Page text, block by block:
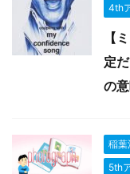
4th
【
定
の
稲葉
5th